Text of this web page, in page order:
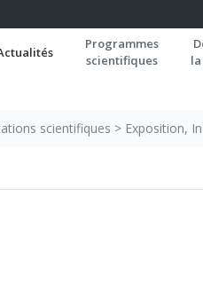
Programmes
scientifiques
scientifiques > Exposition,